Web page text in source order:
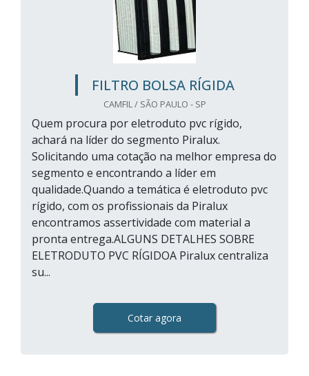
FILTRO BOLSA RÍGIDA
CAMFIL / SÃO PAULO - SP
Quem procura por eletroduto pvc rígido,
achará na líder do segmento Piralux.
Solicitando uma cotação na melhor empresa do
segmento e encontrando a líder em
qualidade.Quando a temática é eletroduto pvc
rígido, com os profissionais da Piralux
encontramos assertividade com material a
pronta entrega.ALGUNS DETALHES SOBRE
ELETRODUTO PVC RÍGIDOA Piralux centraliza
su...
Cotar agora